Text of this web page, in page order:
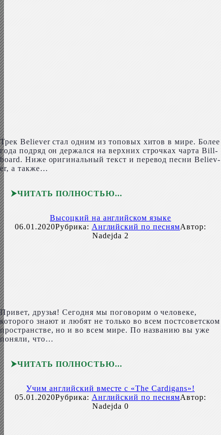
Трек Believ­er стал одним из топовых хитов в мире. Более
года подряд он держался на верхних строчках чарта Bill­
board. Ниже оригинальный текст и перевод песни Believ­
er, а также…
ЧИТАТЬ ПОЛНОСТЬЮ
Высоцкий на английском языке
06.01.2020Рубрика: Английский по песнямАвтор:
Nadejda 2
Привет, друзья! Сегодня мы поговорим о человеке,
которого знают и любят не только во всем постсоветском
пространстве, но и во всем мире. По названию вы уже
поняли, что…
ЧИТАТЬ ПОЛНОСТЬЮ
Учим английский вместе с «The Cardigans»!
05.01.2020Рубрика: Английский по песнямАвтор:
Nadejda 0